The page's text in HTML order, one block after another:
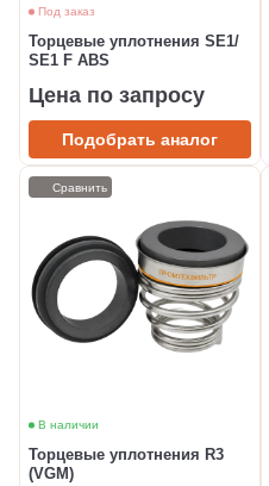
Под заказ
Торцевые уплотнения SE1/
SE1 F ABS
Цена по запросу
Подобрать аналог
В наличии
Торцевые уплотнения R3
(VGM)
Сравнить